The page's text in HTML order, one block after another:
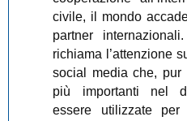
civile, il mondo
partner
richiama l’attenzione
social media che, pur
più importanti nel
essere utilizzate per